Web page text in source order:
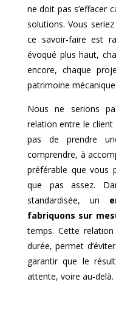
ne doit pas s’effacer
solutions. Vous
ce savoir-faire est
évoqué plus haut,
encore, chaque
patrimoine
Nous ne serions
relation entre le client
pas de prendre
comprendre, à
préférable que vous
que pas assez.
standardisée, un
fabriquons sur
temps. Cette
durée, permet
garantir que le
attente, voire au-delà.